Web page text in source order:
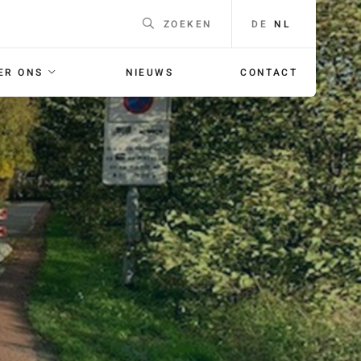
voor je
met
Naam *
E-mailadres*
Telefoonnummer
ZOEKEN DE NL
ONS NIEUWS CONTACT